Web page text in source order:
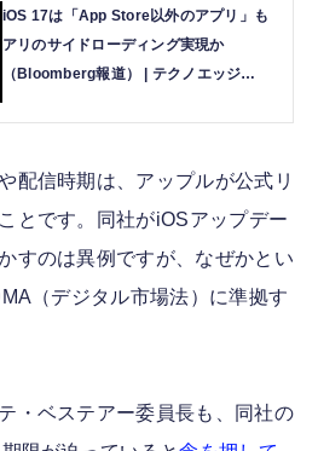
iOS 17は「App Store以外のアプリ」も
アリのサイドローディング実現か
（Bloomberg報道） | テクノエッジ
配信時期は、アップルが公式リ
ことです。同社がiOSアップデー
すのは異例ですが、なぜかとい
（デジタル市場法）に準拠す
・ベステアー委員長も、同社の